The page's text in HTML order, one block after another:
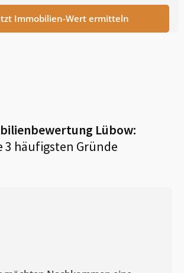
Immobilien-Wert ermitteln
Lübow:
3 häufigsten Gründe